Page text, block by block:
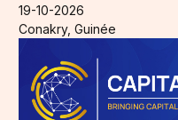
19-10-2026
Conakry, Guinée